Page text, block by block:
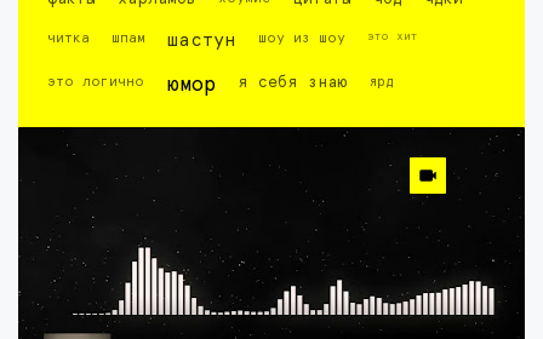
читка шпам шастун шоу из шоу это хит
это логично юмор я себя знаю ярд